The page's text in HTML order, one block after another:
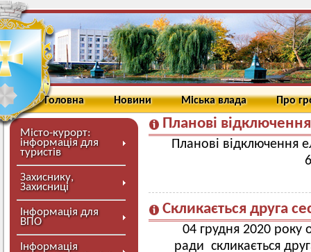
Головна Новини Міська влада Про
Місто-курорт:
інформація для
туристів
Захиснику,
Захисниці
Інформація для
ВПО
Інформація
Планові
Планові відключення
Скликається друга
04 грудня 2020 року
ради скликається